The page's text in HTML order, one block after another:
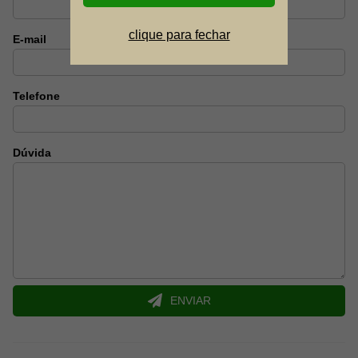
Tamanho grande de 13 polegadas (33 cm) de diâmetro
Recomendado para maiores de 12 anos
Feito nos Estados Unidos
E-mail
Telefone
Dúvida
ENVIAR
clique para fechar